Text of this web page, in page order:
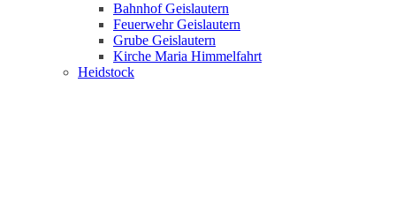
Bahnhof Geislautern
Feuerwehr Geislautern
Grube Geislautern
Kirche Maria Himmelfahrt
Heidstock